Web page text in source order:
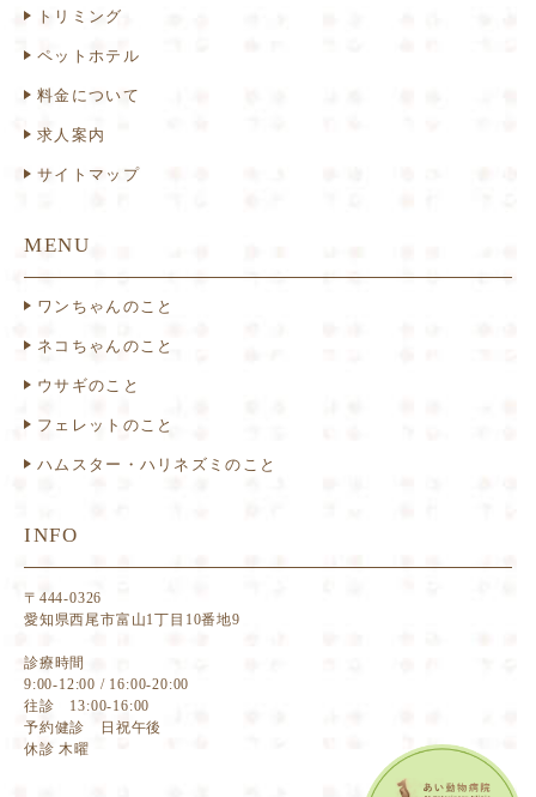
トリミング
ペットホテル
料金について
求人案内
サイトマップ
MENU
ワンちゃんのこと
ネコちゃんのこと
ウサギのこと
フェレットのこと
ハムスター・ハリネズミのこと
INFO
〒444-0326
愛知県西尾市富山1丁目10番地9
診療時間
9:00-12:00 / 16:00-20:00
往診 13:00-16:00
予約健診 日祝午後
休診 木曜